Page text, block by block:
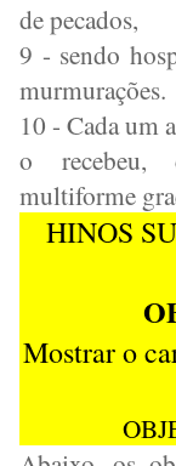
de pecados,
9 - sendo
murmurações.
10 - Cada um
o recebeu,
multiforme
HINOS
Mostrar o